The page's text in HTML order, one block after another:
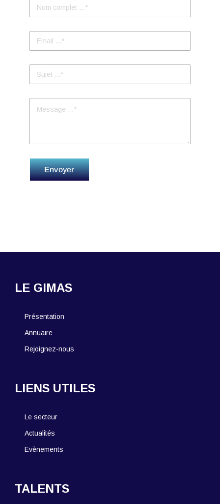
Envoyer
LE GIMAS
Présentation
Annuaire
Rejoignez-nous
LIENS UTILES
Le secteur
Actualités
Evènements
TALENTS